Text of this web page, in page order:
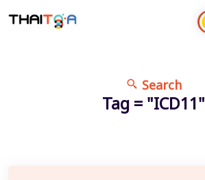
Search
Tag = "ICD11"